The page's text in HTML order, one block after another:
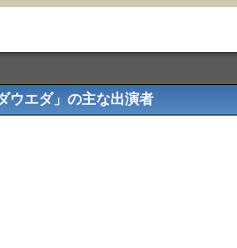
ウエダ」の主な出演者